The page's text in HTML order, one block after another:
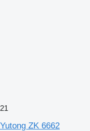
21
Yutong ZK 6662